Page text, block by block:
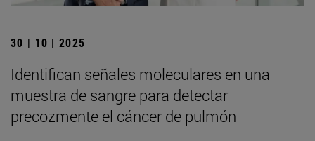
30 | 10 | 2025
Identifican señales moleculares en una
muestra de sangre para detectar
precozmente el cáncer de pulmón